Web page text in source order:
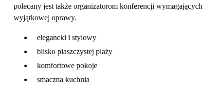
polecany jest także organizatorom konferencji wymagających
wyjątkowej oprawy.
elegancki i stylowy
blisko piaszczystej plaży
komfortowe pokoje
smaczna kuchnia